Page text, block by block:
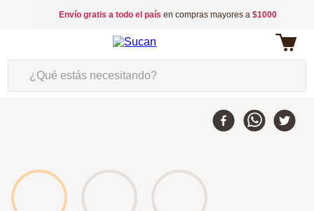
Envío gratis a todo el país en compras mayores a $1000
¿Qué estás necesitando?